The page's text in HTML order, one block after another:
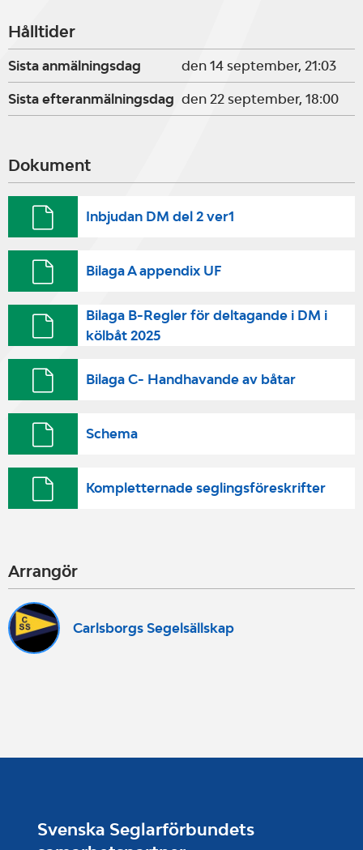
Hålltider
Sista anmälningsdag den 14 september, 21:03
Sista efteranmälningsdag den 22 september, 18:00
Dokument
Inbjudan DM del 2 ver1
Bilaga A appendix UF
Bilaga B-Regler för deltagande i DM i
kölbåt 2025
Bilaga C- Handhavande av båtar
Schema
Kompletternade seglingsföreskrifter
Arrangör
Carlsborgs Segelsällskap
Svenska Seglarförbundets